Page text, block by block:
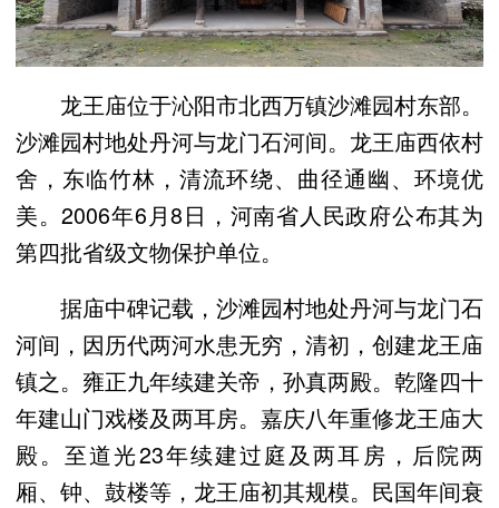
龙王庙位于沁阳市北西万镇沙滩园村东部。
沙滩园村地处丹河与龙门石河间。龙王庙西依村
舍，东临竹林，清流环绕、曲径通幽、环境优
美。2006年6月8日，河南省人民政府公布其为
第四批省级文物保护单位。
据庙中碑记载，沙滩园村地处丹河与龙门石
河间，因历代两河水患无穷，清初，创建龙王庙
镇之。雍正九年续建关帝，孙真两殿。乾隆四十
年建山门戏楼及两耳房。嘉庆八年重修龙王庙大
殿。至道光23年续建过庭及两耳房，后院两
厢、钟、鼓楼等，龙王庙初其规模。民国年间衰